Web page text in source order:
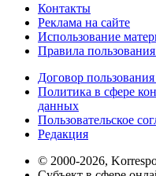
Контакты
Реклама на сайте
Использование
Правила
Договор
Политика в сфере
данных
Пользовательское
Редакция
© 2000-2026,